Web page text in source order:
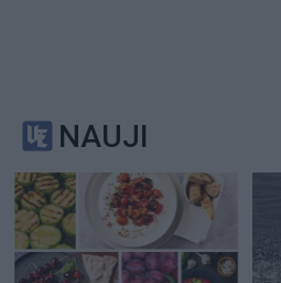
NAUJI